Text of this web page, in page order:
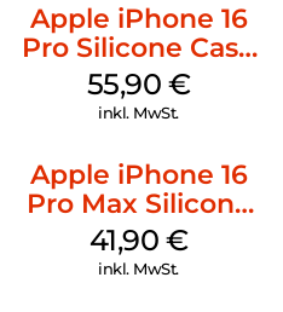
Apple iPhone 16
Pro Silicone Case
MagSafe Stone
Gray
55,90 €
inkl. MwSt.
Apple iPhone 16
Pro Max Silicone
Case MagSafe
Ultramarine
41,90 €
inkl. MwSt.